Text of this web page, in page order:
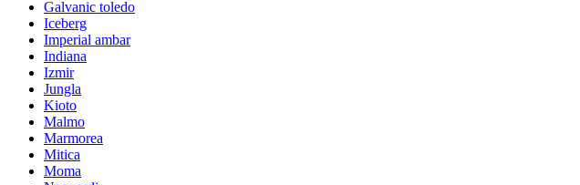
Galvanic toledo
Iceberg
Imperial ambar
Indiana
Izmir
Jungla
Kioto
Malmo
Marmorea
Mitica
Moma